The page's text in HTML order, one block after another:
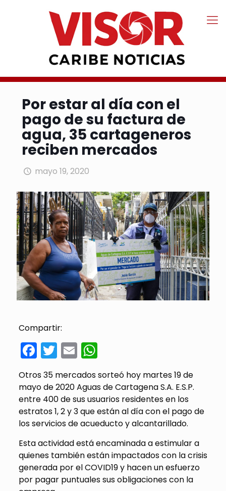
Por estar al día con el
pago de su factura de
agua, 35 cartageneros
reciben mercados
mayo 19, 2020
Compartir:
Facebook
Twitter
EmailWhatsApp
Otros 35 mercados sorteó hoy martes 19 de
mayo de 2020 Aguas de Cartagena S.A. E.S.P.
entre 400 de sus usuarios residentes en los
estratos 1, 2 y 3 que están al día con el pago de
los servicios de acueducto y alcantarillado.
Esta actividad está encaminada a estimular a
quienes también están impactados con la crisis
generada por el COVID19 y hacen un esfuerzo
por pagar puntuales sus obligaciones con la